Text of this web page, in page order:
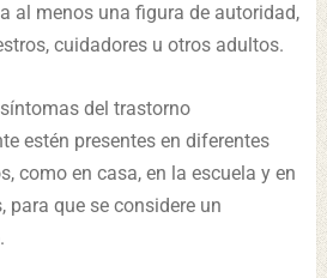
al menos una figura de autoridad,
cuidadores u otros adultos.
del trastorno
estén presentes en diferentes
como en casa, en la escuela y en
para que se considere un